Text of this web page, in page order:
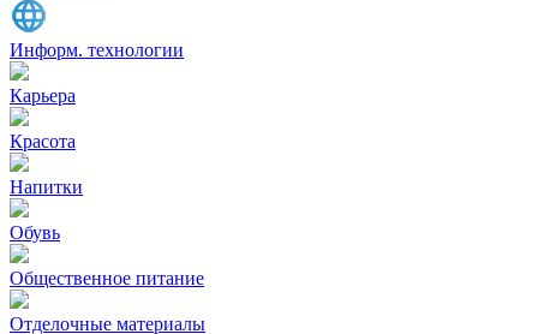
Информ. технологии
Карьера
Красота
Напитки
Обувь
Общественное питание
Отделочные материалы